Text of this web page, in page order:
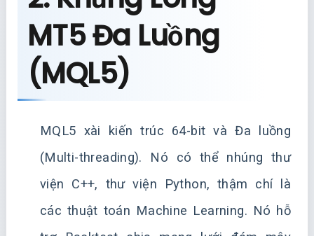
MT5 Đa Luồng
(MQL5)
MQL5 xài kiến trúc 64-bit và Đa luồng
(Multi-threading). Nó có thể nhúng thư
viện C++, thư viện Python, thậm chí là
các thuật toán Machine Learning. Nó hỗ